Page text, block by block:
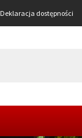
Deklaracja dostępności